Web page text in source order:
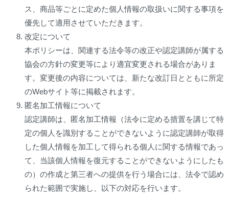
ス、商品等ごとに定めた個人情報の取扱いに関する事項を
優先して適用させていただきます。
改定について
本ポリシーは、関連する法令等の改正や認定講師が属する
協会の方針の変更等により適宜変更される場合がありま
す。変更後の内容については、新たな改訂日とともに所定
のWebサイト等に掲載されます。
匿名加工情報について
認定講師は、匿名加工情報（法令に定める措置を講じて特
定の個人を識別することができないように認定講師が取得
した個人情報を加工して得られる個人に関する情報であっ
て、当該個人情報を復元することができないようにしたも
の）の作成と第三者への提供を行う場合には、法令で認め
られた範囲で実施し、以下の対応を行います。